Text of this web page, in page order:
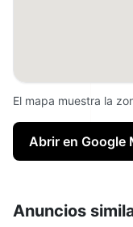
El mapa muestra la
Abrir en Google
Anuncios